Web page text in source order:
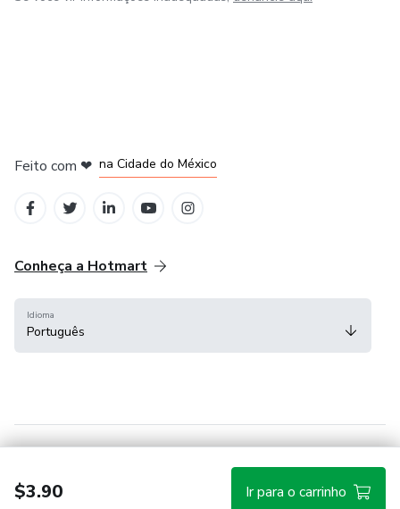
$3.90 Ir para o carrinho
Feito com ❤ na Cidade do México
Conheça a Hotmart
Idioma
Português